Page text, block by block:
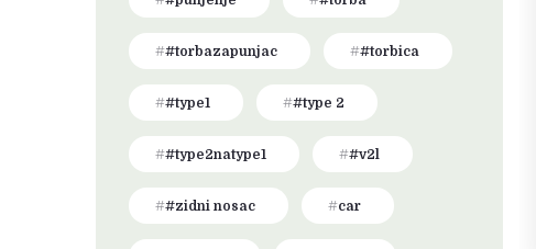
#torbazapunjac #torbica
#type1 #type 2
#type2natype1 #v2l
#zidni nosac car